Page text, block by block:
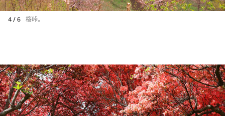
4 / 6 桜峠。